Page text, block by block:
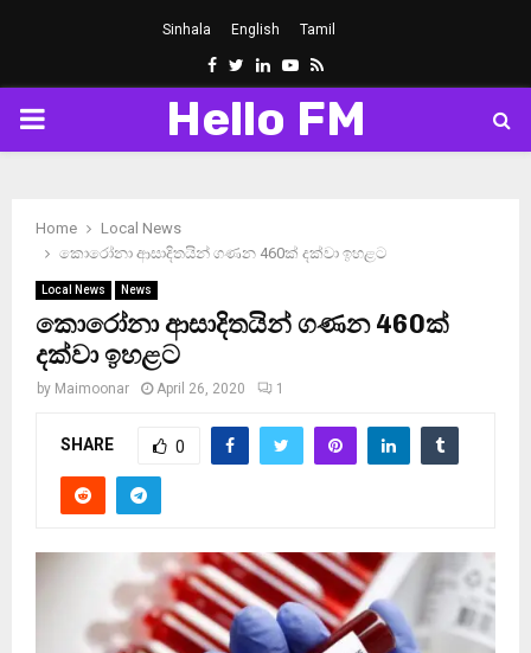
Sinhala English Tamil
Facebook
Twitter
LinkedinYoutube
Rss
PRIMARY
Hello FM
Home
Local News
කොරෝනා ආසාදිතයින් ගණන 460ක් දක්වා ඉහළට
Local News News
කොරෝනා ආසාදිතයින් ගණන 460ක්
දක්වා ඉහළට
by Maimoonar April 26, 2020 1
SHARE 0